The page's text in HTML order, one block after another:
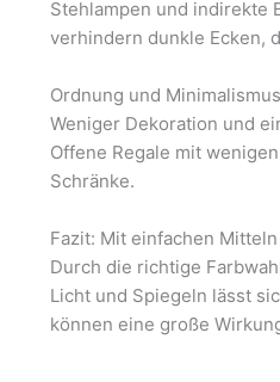
Stehlampen und indirekte
verhindern dunkle Ecken,
Ordnung und Minimalismus
Weniger Dekoration und
Offene Regale mit
Schränke.
Fazit: Mit einfachen
Durch die richtige
Licht und Spiegeln lässt
können eine große